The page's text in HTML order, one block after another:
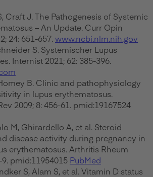
Craft J. The Pathogenesis of Systemic
– An Update. Curr Opin
24: 651-657. www.ncbi.nlm.nih.gov
S. Systemischer Lupus
Internist 2021; 62: 385-396.
B. Clinic and pathophysiology
in lupus erythematosus.
2009; 8: 456-61. pmid:19167524
M, Ghirardello A, et al. Steroid
disease activity during pregnancy in
erythematosus. Arthritis Rheum
9. pmid:11954015 PubMed
S, Alam S, et al. Vitamin D status